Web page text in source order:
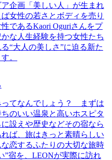
企画「美しい人」が生まれ
女性の若さとボディを売り
であるKaori Oguriさんをプ
な人生経験を持つ女性たち
“大人の美しさ”に迫る新た
。
ってなんでしょう？ まずは
のいい温泉と高いホスピタ
設えや歴史などその宿なら
ば、旅はきっと素晴らしい
恋するふたりの大切な旅時
”宿を、LEONが実際に訪れ